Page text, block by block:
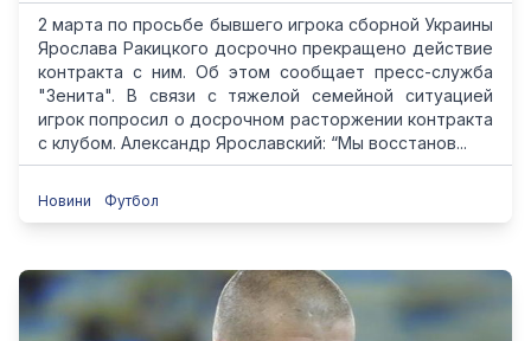
2 марта по просьбе бывшего игрока сборной Украины
Ярослава Ракицкого досрочно прекращено действие
контракта с ним. Об этом сообщает пресс-служба
"Зенита". В связи с тяжелой семейной ситуацией
игрок попросил о досрочном расторжении контракта
с клубом. Александр Ярославский: “Мы восстанов...
Новини Футбол